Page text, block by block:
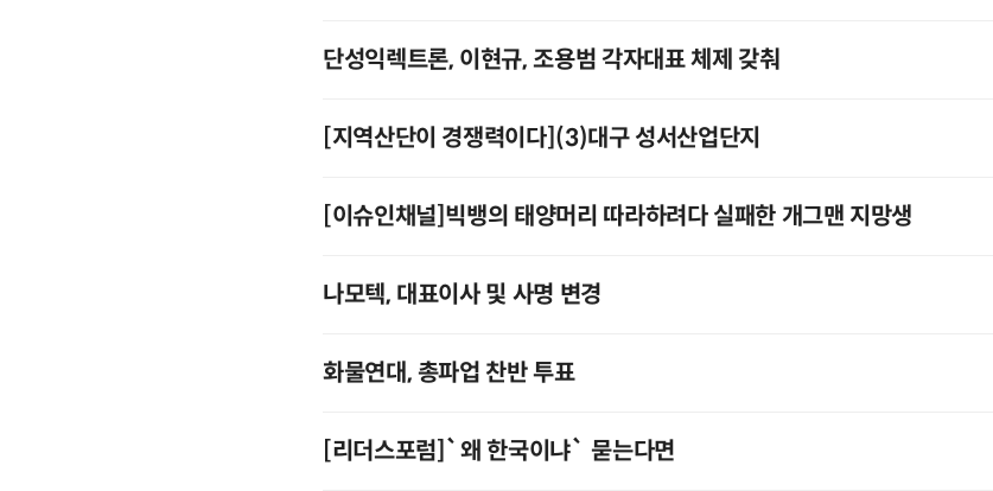
단성익렉트론, 이현규, 조용범 각자대표 체제 갖춰
[지역산단이 경쟁력이다](3)대구 성서산업단지
[이슈인채널]빅뱅의 태양머리 따라하려다 실패한 개그맨 지망생
나모텍, 대표이사 및 사명 변경
화물연대, 총파업 찬반 투표
[리더스포럼]`왜 한국이냐` 묻는다면